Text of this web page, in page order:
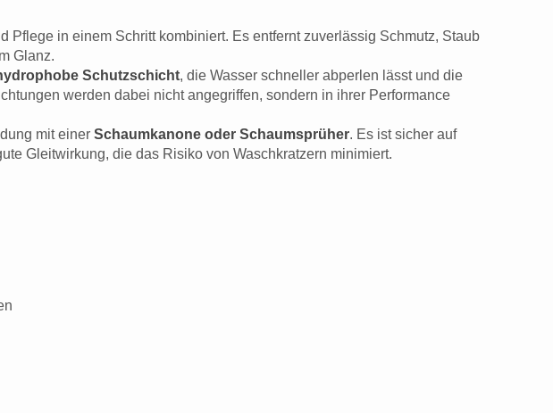
Pflege in einem Schritt kombiniert. Es entfernt zuverlässig Schmutz, Staub
Glanz.
Schutzschicht, die Wasser schneller abperlen lässt und die
werden dabei nicht angegriffen, sondern in ihrer Performance
mit einer Schaumkanone oder Schaumsprüher. Es ist sicher auf
Gleitwirkung, die das Risiko von Waschkratzern minimiert.